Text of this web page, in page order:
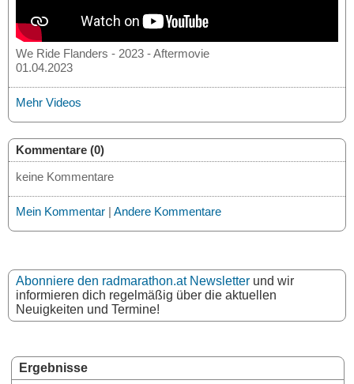
Ergebnisse
We Ride Flanders - 2023 - Aftermovie
01.04.2023
Mehr Videos
Kommentare (0)
keine Kommentare
Mein Kommentar | Andere Kommentare
Abonniere den radmarathon.at Newsletter und wir
informieren dich regelmäßig über die aktuellen
Neuigkeiten und Termine!